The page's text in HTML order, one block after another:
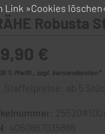
Robusta
€
% MwSt., zzgl. Versandkosten*
Staffelpreise: ab 5
4050867035888
Link »Cookies